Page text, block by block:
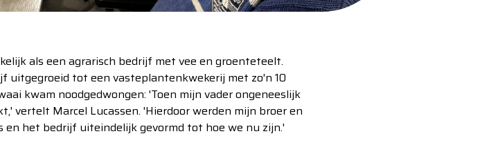
als een agrarisch bedrijf met vee en groenteteelt.
uitgegroeid tot een vasteplantenkwekerij met zo'n 10
kwam noodgedwongen: 'Toen mijn vader ongeneeslijk
vertelt Marcel Lucassen. 'Hierdoor werden mijn broer en
en het bedrijf uiteindelijk gevormd tot hoe we nu zijn.'